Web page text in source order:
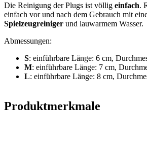
Die Reinigung der Plugs ist völlig einfach.
einfach vor und nach dem Gebrauch mit
Spielzeugreiniger und lauwarmem Wasser.
Abmessungen:
S: einführbare Länge: 6 cm,
M: einführbare Länge: 7 cm,
L: einführbare Länge: 8 cm,
Produktmerkmale